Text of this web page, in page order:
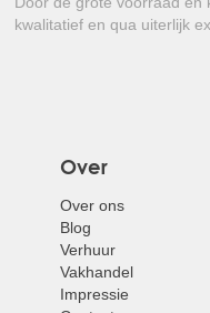
onderhoud vergt!
kwalitatief en qua uiterlijk
Over
Over ons
Blog
Verhuur
Vakhandel
Impressie